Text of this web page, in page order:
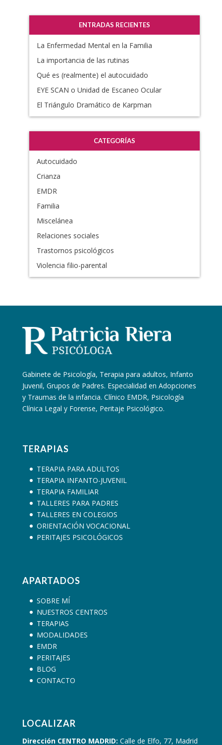
ENTRADAS RECIENTES
La Enfermedad Mental en la Familia
La importancia de las rutinas
Qué es (realmente) el autocuidado
EYE SCAN o Unidad de Escaneo Ocular
El Triángulo Dramático de Karpman
CATEGORÍAS
Autocuidado
Crianza
EMDR
Familia
Miscelánea
Relaciones sociales
Trastornos psicológicos
Violencia filio-parental
Gabinete de Psicología, Terapia para adultos, Infanto
Juvenil, Grupos de Padres. Especialidad en Adopciones
y Traumas de la infancia. Clínico EMDR, Psicología
Clínica Legal y Forense, Peritaje Psicológico.
TERAPIAS
TERAPIA PARA ADULTOS
TERAPIA INFANTO-JUVENIL
TERAPIA FAMILIAR
TALLERES PARA PADRES
TALLERES EN COLEGIOS
ORIENTACIÓN VOCACIONAL
PERITAJES PSICOLÓGICOS
APARTADOS
SOBRE MÍ
NUESTROS CENTROS
TERAPIAS
MODALIDADES
EMDR
PERITAJES
BLOG
CONTACTO
LOCALIZAR
Dirección CENTRO MADRID: Calle de Elfo, 77, Madrid